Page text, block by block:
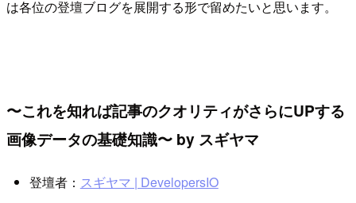
は各位の登壇ブログを展開する形で留めたいと思います。
〜これを知れば記事のクオリティがさらにUPする
画像データの基礎知識〜 by スギヤマ
登壇者： スギヤマ | DevelopersIO